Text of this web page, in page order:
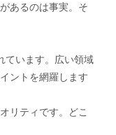
あるのは事実。そ
ています。広い領域
ントを網羅します
リティです。どこ